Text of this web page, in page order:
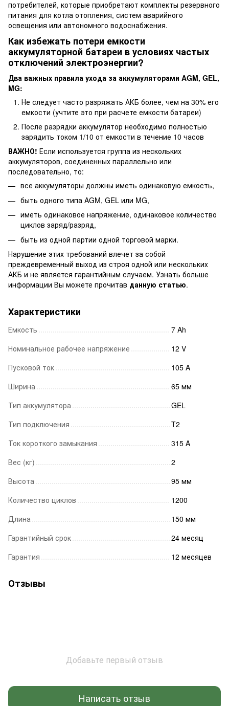
потребителей, которые приобретают комплекты резервного
питания для котла отопления, систем аварийного
освещения или автономного водоснабжения.
Как избежать потери емкости
аккумуляторной батареи в условиях частых
отключений электроэнергии?
Два важных правила ухода за аккумуляторами AGM, GEL,
MG:
Не следует часто разряжать АКБ более, чем на 30% его
емкости (учтите это при расчете емкости батареи)
После разрядки аккумулятор необходимо полностью
зарядить током 1/10 от емкости в течение 10 часов
ВАЖНО! Если используется группа из нескольких
аккумуляторов, соединенных параллельно или
последовательно, то:
все аккумуляторы должны иметь одинаковую емкость,
быть одного типа AGM, GEL или MG,
иметь одинаковое напряжение, одинаковое количество
циклов заряд/разряд,
быть из одной партии одной торговой марки.
Нарушение этих требований влечет за собой
преждевременный выход из строя одной или нескольких
АКБ и не является гарантийным случаем. Узнать больше
информации Вы можете прочитав данную статью.
Характеристики
Емкость
7 Ah
Номинальное рабочее напряжение
12 V
Пусковой ток
105 A
Ширина
65 мм
Тип аккумулятора
GEL
Тип подключения
T2
Ток короткого замыкания
315 A
Вес (кг)
2
Высота
95 мм
Количество циклов
1200
Длина
150 мм
Гарантийный срок
24 месяц
Гарантия
12 месяцев
Отзывы
Добавьте первый отзыв
Написать отзыв